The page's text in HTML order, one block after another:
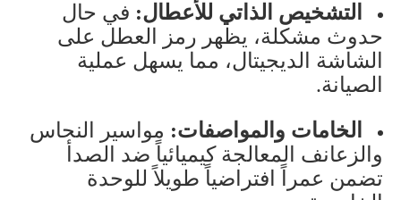
التشخيص الذاتي للأعطال: في حال
حدوث مشكلة، يظهر رمز العطل على
الشاشة الديجيتال، مما يسهل عملية
الصيانة.
الخامات والمواصفات: مواسير النحاس
والزعانف المعالجة كيميائياً ضد الصدأ
تضمن عمراً افتراضياً طويلاً للوحدة